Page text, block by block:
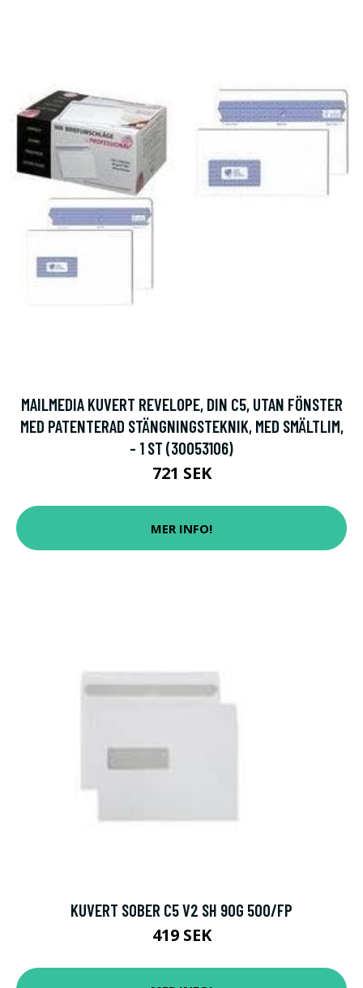
MAILMEDIA KUVERT REVELOPE, DIN C5, UTAN FÖNSTER
MED PATENTERAD STÄNGNINGSTEKNIK, MED SMÄLTLIM,
- 1 ST (30053106)
721 SEK
MER INFO!
KUVERT SOBER C5 V2 SH 90G 500/FP
419 SEK